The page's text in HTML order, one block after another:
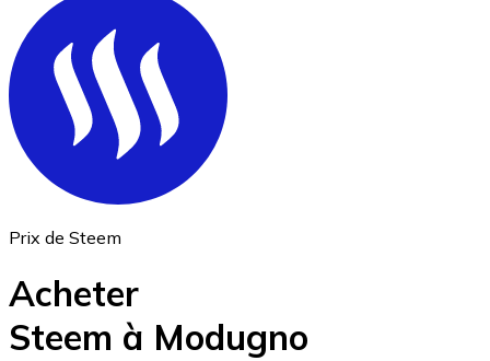
Ethereum
ETH
Prix de Steem
Acheter
Steem à Modugno